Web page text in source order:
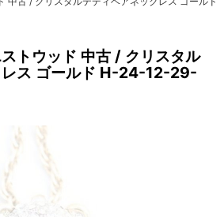
トウッド 中古 / クリスタル
レス ゴールド H-24-12-29-